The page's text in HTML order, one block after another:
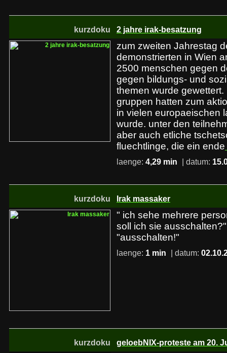
kurzdoku 2 jahre irak-besatzung
zum zweiten Jahrestag
demonstrierten in Wien
2500 menschen gegen
gegen bildungs- und
themen wurde
gruppen hatten zum
in vielen europaeischen
wurde. unter den
aber auch etliche
fluechtlinge, die ein ende
laenge: 4,29 min | datum:
kurzdoku Irak massaker
" ich sehe mehrere
soll ich sie ausschalten?"
"ausschalten!"
laenge: 1 min | datum:
kurzdoku geloebNIX-proteste am 20.